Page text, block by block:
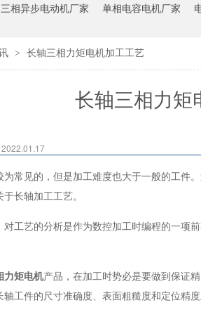
三相异步电动机厂家 单相电容电机厂家
> 长轴三相力矩电机加工工艺
长轴三相力矩
常见的，但是加工难度也大于一般的工件
长轴加工工艺。
工艺的分析是作为数控加工时编程的一项
力矩电机产品，在加工时势必是要做到保证
工件的尺寸准确度、表面粗糙度和定位精度